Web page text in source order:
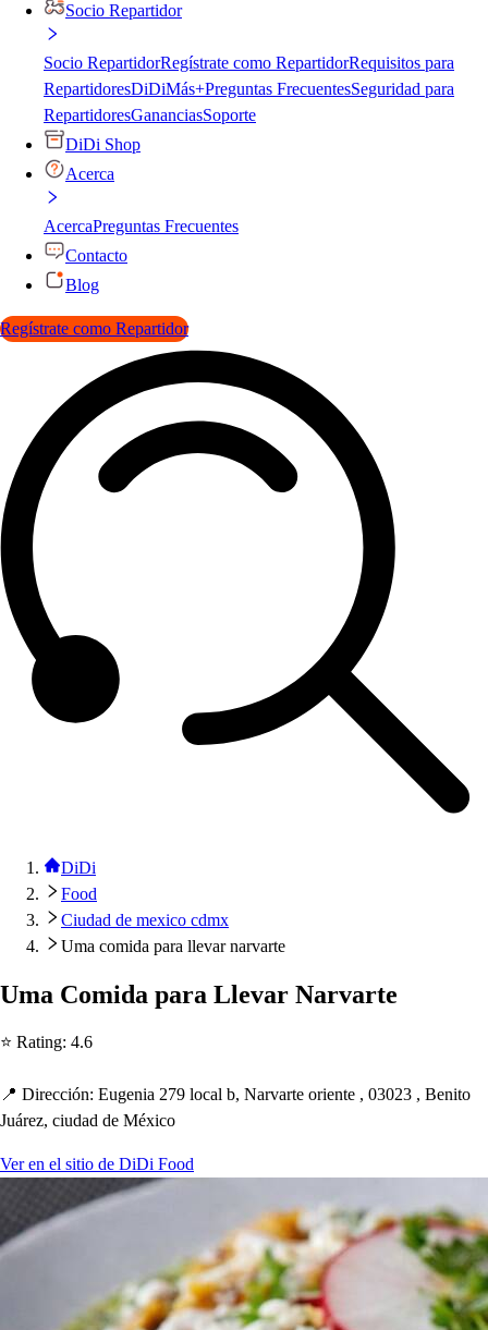
Socio Repartidor
Socio RepartidorRegístrate como RepartidorRequisitos para
RepartidoresDiDiMás+Preguntas FrecuentesSeguridad para
RepartidoresGananciasSoporte
DiDi Shop
Acerca
AcercaPreguntas Frecuentes
Contacto
Blog
Regístrate como Repartidor
DiDi
Food
Ciudad de mexico cdmx
Uma comida para llevar narvarte
Uma Comida para Llevar Narvarte
⭐ Rating: 4.6
📍 Dirección: Eugenia 279 local b, Narvarte oriente , 03023 , Benito
Juárez, ciudad de México
Ver en el sitio de DiDi Food